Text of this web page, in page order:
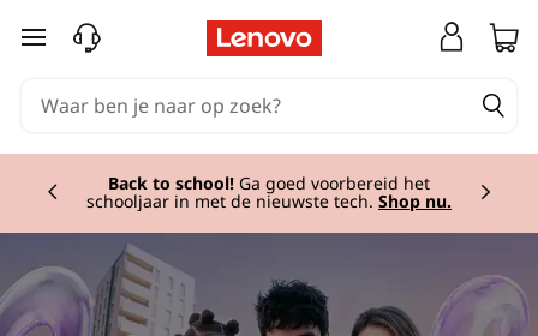
Ga naar de hoofdinhoud
Dunne en lichte pc's| Kracht voor onderweg.
Shop nuCurrently displaying item 2 of